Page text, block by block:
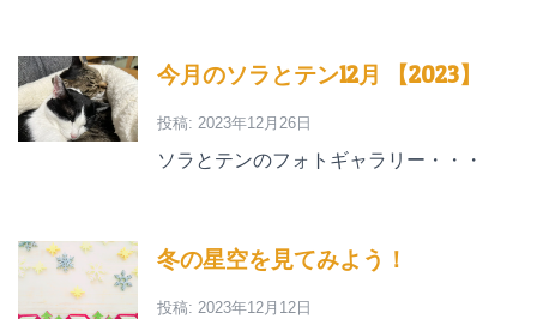
今月のソラとテン12月 【2023】
投稿: 2023年12月26日
ソラとテンのフォトギャラリー・・・
冬の星空を見てみよう！
投稿: 2023年12月12日